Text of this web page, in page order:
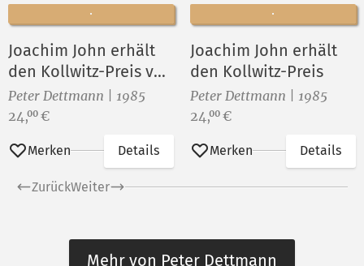
Joachim John erhält
den Kollwitz-Preis von
Fritz Cremer
Peter Dettmann | 1985
Preis:
24,00 €
Merken Details
Joachim John erhält
den Kollwitz-Preis
Peter Dettmann | 1985
Preis:
24,00 €
Merken Details
ZurückWeiter
Mehr von Peter Dettmann